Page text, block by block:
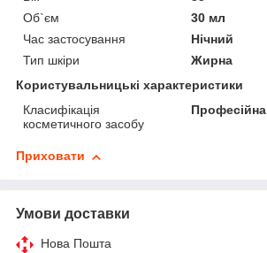
Об`єм
30 мл
Час застосування
Нічний
Тип шкіри
Жирна
Користувальницькі характеристики
Класифікація
косметичного засобу
Професійна
Приховати
Умови доставки
Нова Пошта